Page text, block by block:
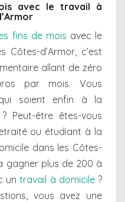
avec le travail à
fins de mois avec le
d’Armor, c’est
allant de zéro
par mois. Vous
soient enfin à la
Peut-être êtes-vous
ou étudiant à la
dans les Côtes-
gagner plus de 200 à
untravail à domicile?
vous avez une